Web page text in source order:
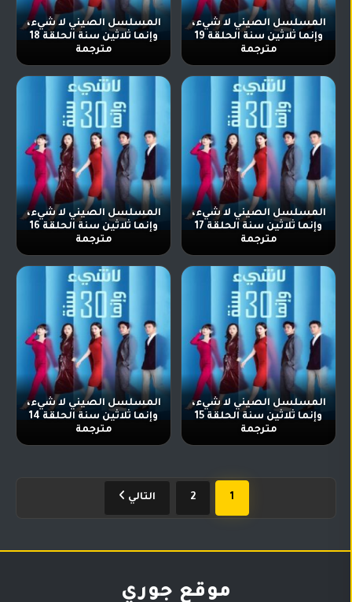
المسلسل الصيني لا شيء،
وإنما ثلاثين سنة الحلقة 19
مترجمة
المسلسل الصيني لا شيء،
وإنما ثلاثين سنة الحلقة 18
مترجمة
المسلسل الصيني لا شيء،
وإنما ثلاثين سنة الحلقة 17
مترجمة
المسلسل الصيني لا شيء،
وإنما ثلاثين سنة الحلقة 16
مترجمة
المسلسل الصيني لا شيء،
وإنما ثلاثين سنة الحلقة 15
مترجمة
المسلسل الصيني لا شيء،
وإنما ثلاثين سنة الحلقة 14
مترجمة
1
2 التالي
موقع جوري